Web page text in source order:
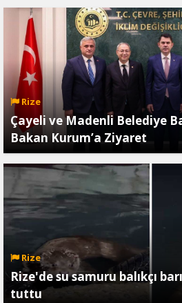
Rize
Çayeli ve Madenli Belediye
Bakan Kurum’a Ziyaret
Rize
Rize'de su samuru balıkçı
tuttu